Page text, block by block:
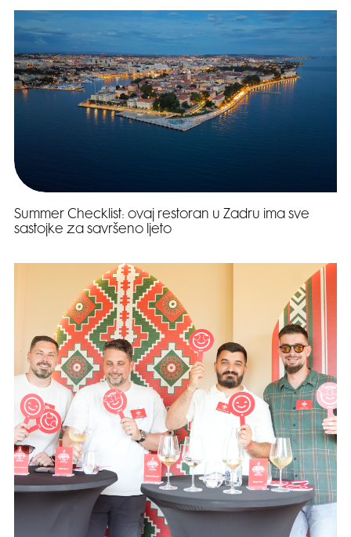
Summer Checklist: ovaj restoran u Zadru ima sve
sastojke za savršeno ljeto